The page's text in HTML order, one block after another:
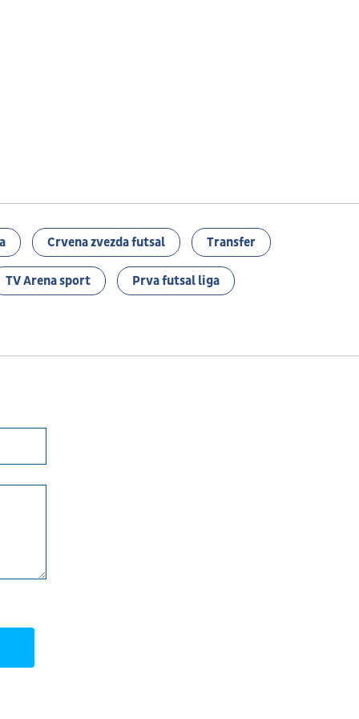
Crvena zvezda futsal Transfer
TV Arena sport Prva futsal liga